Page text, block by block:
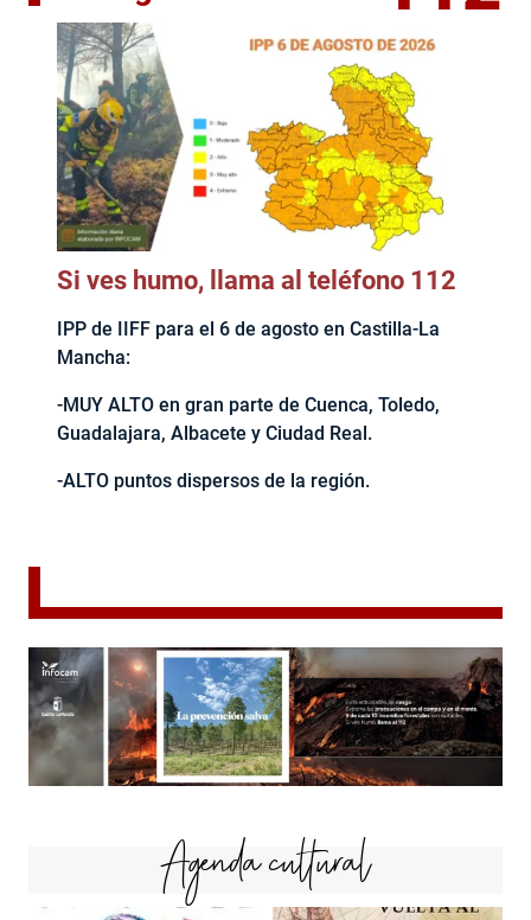
Si ves humo, llama al teléfono 112
IPP de IIFF para el 6 de agosto en Castilla-La
Mancha:
-MUY ALTO en gran parte de Cuenca, Toledo,
Guadalajara, Albacete y Ciudad Real.
-ALTO puntos dispersos de la región.
Agenda cultural